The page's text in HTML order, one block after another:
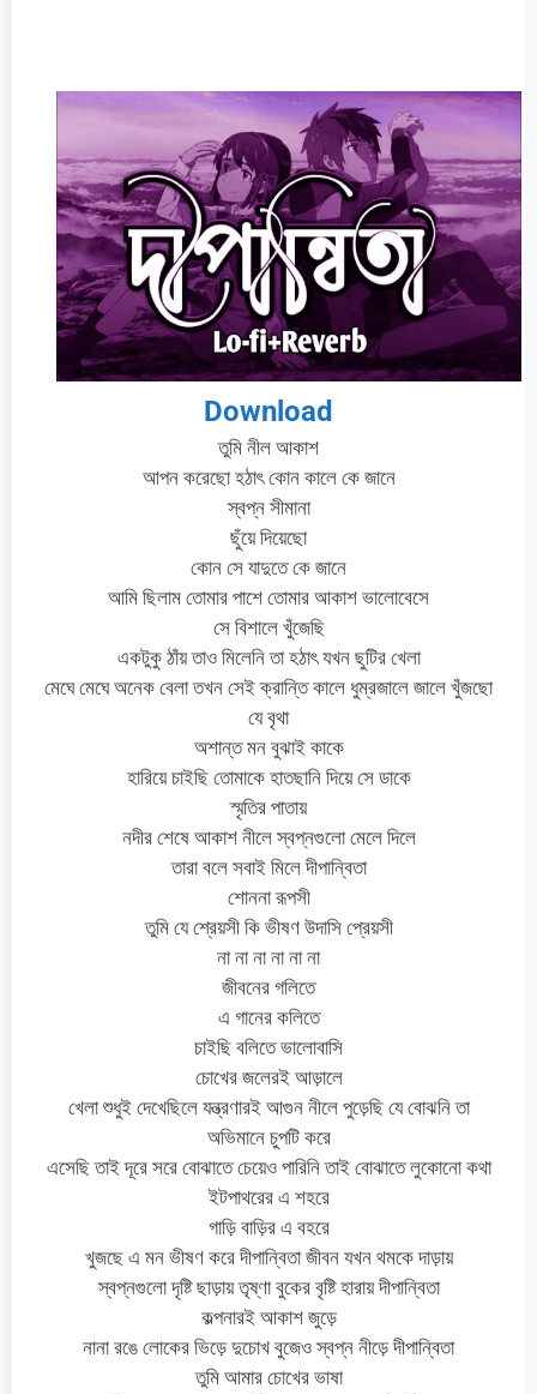
Download
তুমি নীল আকাশ
আপন করেছো হঠাৎ কোন কালে কে জানে
স্বপ্ন সীমানা
ছুঁয়ে দিয়েছো
কোন সে যাদুতে কে জানে
আমি ছিলাম তোমার পাশে তোমার আকাশ ভালোবেসে
সে বিশালে খুঁজেছি
একটুকু ঠাঁয় তাও মিলেনি তা হঠাৎ যখন ছুটির খেলা
মেঘে মেঘে অনেক বেলা তখন সেই ক্রান্তি কালে ধুম্রজালে জালে খুঁজছো
যে বৃথা
অশান্ত মন বুঝাই কাকে
হারিয়ে চাইছি তোমাকে হাতছানি দিয়ে সে ডাকে
স্মৃতির পাতায়
নদীর শেষে আকাশ নীলে স্বপ্নগুলো মেলে দিলে
তারা বলে সবাই মিলে দীপান্বিতা
শোননা রূপসী
তুমি যে শ্রেয়সী কি ভীষণ উদাসি প্রেয়সী
না না না না না না
জীবনের গলিতে
এ গানের কলিতে
চাইছি বলিতে ভালোবাসি
চোখের জলেরই আড়ালে
খেলা শুধুই দেখেছিলে যন্ত্রণারই আগুন নীলে পুড়েছি যে বোঝনি তা
অভিমানে চুপটি করে
এসেছি তাই দূরে সরে বোঝাতে চেয়েও পারিনি তাই বোঝাতে লুকোনো কথা
ইটপাথরের এ শহরে
গাড়ি বাড়ির এ বহরে
খুজছে এ মন ভীষণ করে দীপান্বিতা জীবন যখন থমকে দাড়ায়
স্বপ্নগুলো দৃষ্টি ছাড়ায় তৃষ্ণা বুকের বৃষ্টি হারায় দীপান্বিতা
কল্পনারই আকাশ জুড়ে
নানা রঙে লোকের ভিড়ে দুচোখ বুজেও স্বপ্ন নীড়ে দীপান্বিতা
তুমি আমার চোখের ভাষা